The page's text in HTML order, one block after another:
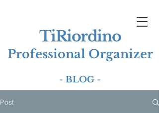
TiRiordino
Professional Organizer
- BLOG -
Post